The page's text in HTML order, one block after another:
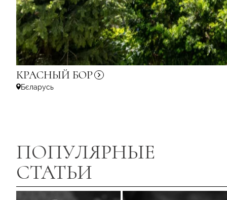
КРАСНЫЙ БОР
Бєларусь
ПОПУЛЯРНЫЕ
СТАТЬИ